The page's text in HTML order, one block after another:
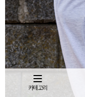
카테고리